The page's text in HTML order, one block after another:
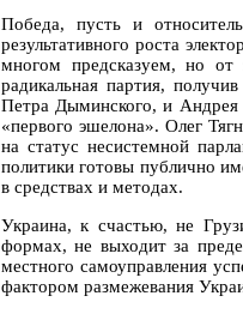
Победа, пусть и
результативного роста
многом предсказуем, но от
радикальная партия,
Петра Дыминского, и Андрея
«первого эшелона». Олег
на статус несистемной
политики готовы публично
в средствах и методах.
Украина, к счастью, не
формах, не выходит за
местного самоуправления
фактором размежевания